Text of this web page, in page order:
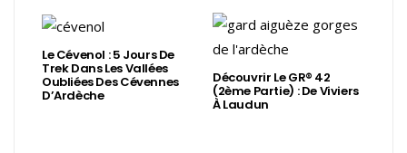
Le Cévenol : 5 Jours De
Trek Dans Les Vallées
Oubliées Des Cévennes
D’Ardèche
Découvrir Le GR® 42
(2ème Partie) : De Viviers
À Laudun